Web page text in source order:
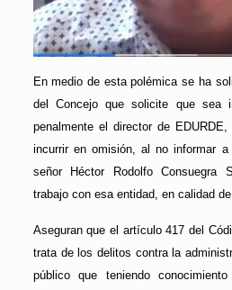
En medio de esta polémica se ha
del Concejo que solicite que sea
penalmente el director de EDURDE,
incurrir en omisión, al no informar
señor Héctor Rodolfo Consuegra
trabajo con esa entidad, en calidad
Aseguran que el artículo 417 del
trata de los delitos contra la
público que teniendo